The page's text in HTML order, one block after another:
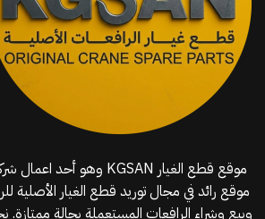
موقع رائد في مجال توريد قطع الغيار الأصلية
وبيع وشراء الرافعات المستعملة بحالة ممتازة.